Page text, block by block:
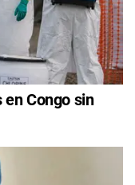
en Congo sin